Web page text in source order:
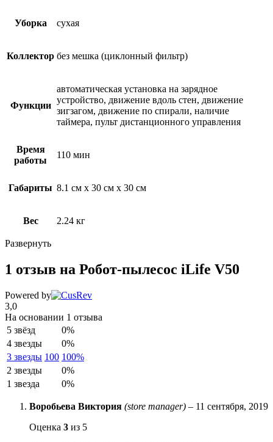
Уборка сухая
Коллектор без мешка (циклонный фильтр)
Функции
автоматическая установка на зарядное
устройство, движение вдоль стен, движение
зигзагом, движение по спирали, наличие
таймера, пульт дистанционного управления
Время
работы
110 мин
Габариты 8.1 см х 30 см х 30 см
Вес 2.24 кг
Развернуть
1 отзыв на Робот-пылесос iLife V50
Powered by
3,0
На основании 1 отзыва
5 звёзд
0%
4 звезды
0%
3 звезды 100 100%
2 звезды
0%
1 звезда
0%
Воробьева Виктория (store manager) – 11 сентября, 2019
Оценка 3 из 5